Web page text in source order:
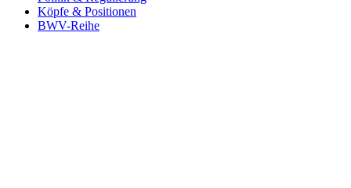
Köpfe & Positionen
BWV-Reihe